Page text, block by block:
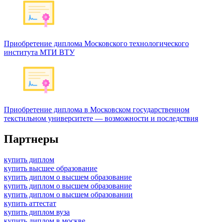
Приобретение диплома Московского технологического
института МТИ ВТУ
Приобретение диплома в Московском государственном
текстильном университете — возможности и последствия
Партнеры
купить диплом
купить высшее образование
купить диплом о высшем образование
купить диплом о высшем образование
купить диплом о высшем образовании
купить аттестат
купить диплом вуза